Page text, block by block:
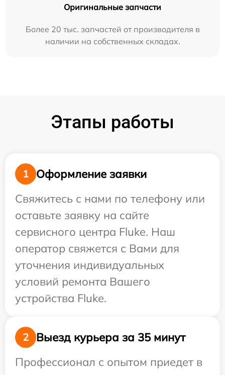
Оригинальные запчасти
Более 20 тыс. запчастей от производителя в
наличии на собственных складах.
Этапы работы
1
Оформление заявки
Свяжитесь с нами по телефону или
оставьте заявку на сайте
сервисного центра Fluke. Наш
оператор свяжется с Вами для
уточнения индивидуальных
условий ремонта Вашего
устройства Fluke.
2
Выезд курьера за 35 минут
Профессионал с опытом приедет в